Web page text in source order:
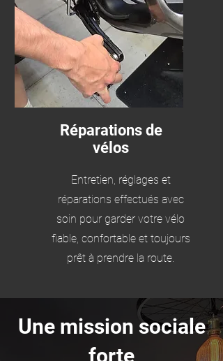
Réparations de
vélos
Entretien, réglages et
réparations effectués avec
soin pour garder votre vélo
fiable, confortable et toujours
prêt à prendre la route.
Une mission sociale
forte